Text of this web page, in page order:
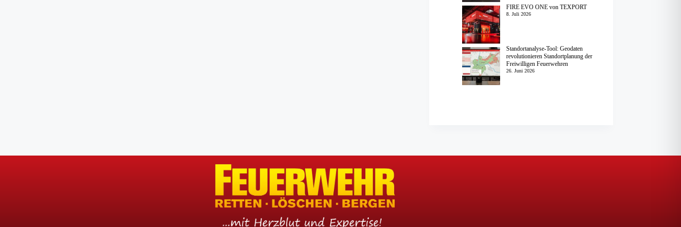
FIRE EVO ONE von TEXPORT
8. Juli 2026
Standortanalyse-Tool: Geodaten
revolutionieren Standortplanung der
Freiwilligen Feuerwehren
26. Juni 2026